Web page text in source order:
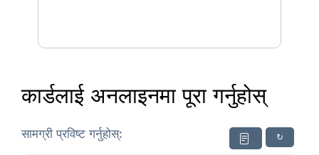
कार्डलाई अनलाइनमा पूरा गर्नुहोस्
↻
सामग्री प्रविष्ट गर्नुहोस्: